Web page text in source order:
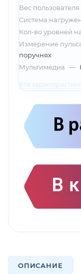
Вес пользователя
Система
Кол-во уровней
Измерение
поручнях
Мультимедиа —
Все характеристики
ОПИСАНИЕ